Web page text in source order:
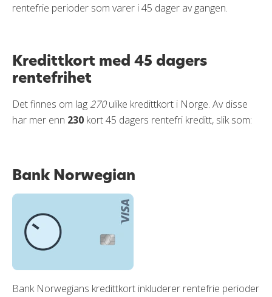
rentefrie perioder som varer i 45 dager av gangen.
Kredittkort med 45 dagers
rentefrihet
Det finnes om lag 270ulike kredittkort i Norge. Av disse
har mer enn 230 kort 45 dagers rentefri kreditt, slik som:
Bank Norwegian
Bank Norwegians kredittkort inkluderer rentefrie perioder